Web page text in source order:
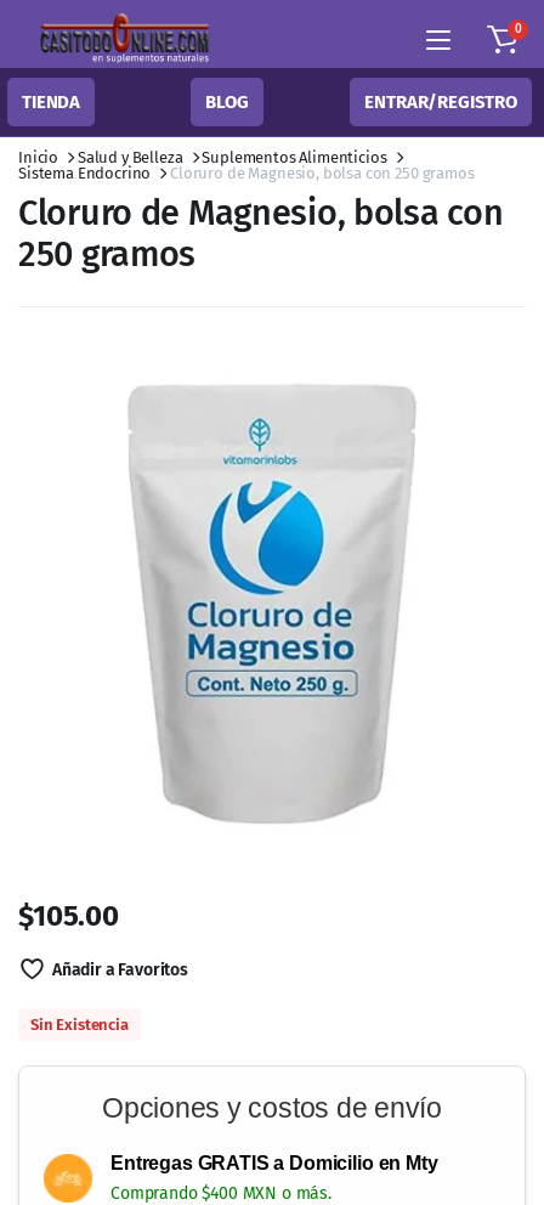
0
TIENDA BLOG ENTRAR/REGISTRO
Inicio Salud y Belleza
Suplementos Alimenticios
Sistema Endocrino
Cloruro de Magnesio, bolsa con 250 gramos
Cloruro de Magnesio, bolsa con
250 gramos
$105.00
Añadir a Favoritos
Sin Existencia
Opciones y costos de envío
Entregas GRATIS a Domicilio en Mty
Comprando $400 MXN o más.